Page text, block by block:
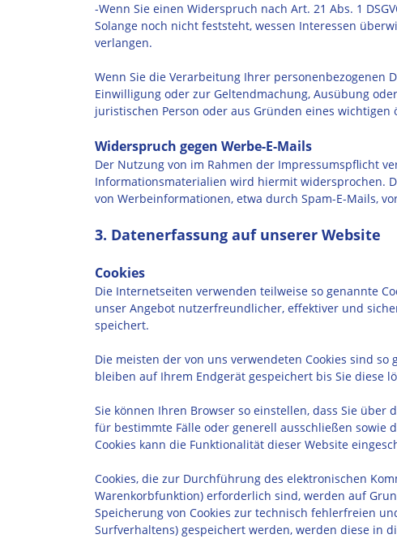
-Wenn Sie einen Widerspruch nach Art. 21 Abs. 1
Solange noch nicht feststeht, wessen Interessen
verlangen.
Wenn Sie die Verarbeitung Ihrer personenbezogenen
Einwilligung oder zur Geltendmachung, Ausübung
juristischen Person oder aus Gründen eines
Widerspruch gegen Werbe-E-Mails
Der Nutzung von im Rahmen der Impressumspflicht
Informationsmaterialien wird hiermit widersprochen.
von Werbeinformationen, etwa durch Spam-E-Mails,
3. Datenerfassung auf unserer Website
Cookies
Die Internetseiten verwenden teilweise so genannte
unser Angebot nutzerfreundlicher, effektiver und
speichert.
Die meisten der von uns verwendeten Cookies sind so
bleiben auf Ihrem Endgerät gespeichert bis Sie diese
Sie können Ihren Browser so einstellen, dass Sie über
für bestimmte Fälle oder generell ausschließen sowie
Cookies kann die Funktionalität dieser Website
Cookies, die zur Durchführung des elektronischen
Warenkorbfunktion) erforderlich sind, werden auf
Speicherung von Cookies zur technisch fehlerfreien
Surfverhaltens) gespeichert werden, werden diese in